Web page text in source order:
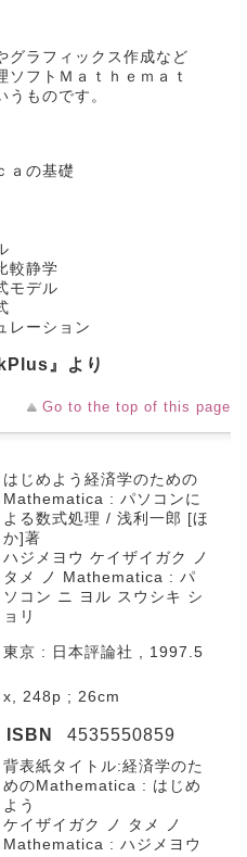
グラフィックス作成など
フトＭａｔｈｅｍａｔ
うものです。
ａの基礎
較静学
モデル
レーション
』より
Go to the top of this page
はじめよう経済学のための
Mathematica : パソコンに
よる数式処理 / 浅利一郎 [ほ
か]著
ハジメヨウ ケイザイガク ノ
タメ ノ Mathematica : パ
ソコン ニ ヨル スウシキ シ
ョリ
東京 : 日本評論社 , 1997.5
x, 248p ; 26cm
ISBN 4535550859
背表紙タイトル:経済学のた
めのMathematica : はじめ
よう
ケイザイガク ノ タメ ノ
Mathematica : ハジメヨウ